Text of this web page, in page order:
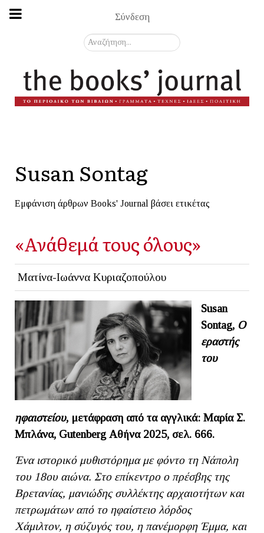
Σύνδεση
Αναζήτηση...
Susan Sontag
Εμφάνιση άρθρων Books' Journal βάσει ετικέτας
«Ανάθεμά τους όλους»
Ματίνα-Ιωάννα Κυριαζοπούλου
Susan
Sontag, Ο
εραστής
του
ηφαιστείου, μετάφραση από τα αγγλικά: Μαρία Σ.
Μπλάνα, Gutenberg Αθήνα 2025, σελ. 666.
Ένα ιστορικό μυθιστόρημα με φόντο τη Νάπολη
του 18ου αιώνα. Στο επίκεντρο ο πρέσβης της
Βρετανίας, μανιώδης συλλέκτης αρχαιοτήτων και
πετρωμάτων από το ηφαίστειο λόρδος
Χάμιλτον, η σύζυγός του, η πανέμορφη Έμμα, και